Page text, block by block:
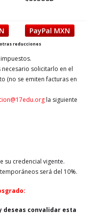
PayPal MXN
reducciones
solicitarlo en el
(no se emiten facturas en
la siguiente
su credencial vigente.
será del 10%.
deseas convalidar esta